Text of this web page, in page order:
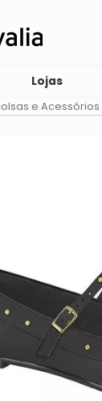
Lojas
e Acessórios